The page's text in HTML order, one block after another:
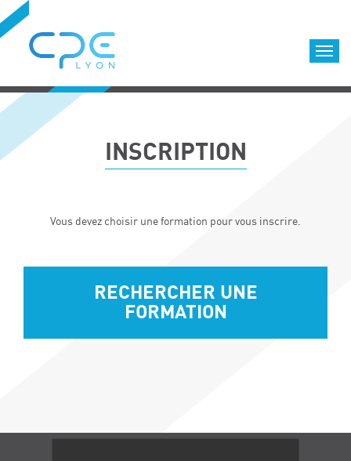
Accueil
Formations qualifiantes
Formations diplômantes
Equipe
LOCATION DE SALLES DE FORMATION
FRENCH-CHINESE CONFERENCE ON GREEN
INSCRIPTION
Vous devez choisir une formation pour vous inscrire.
RECHERCHER UNE
FORMATION
Cookies management panel